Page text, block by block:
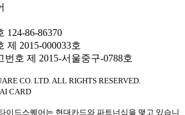
124-86-86370
제 2015-000033호
호 제 2015-서울중구-0788호
CO. LTD. ALL RIGHTS RESERVED.
CARD
이드스퀘어는 현대카드와 파트너십을 맺고 있습니